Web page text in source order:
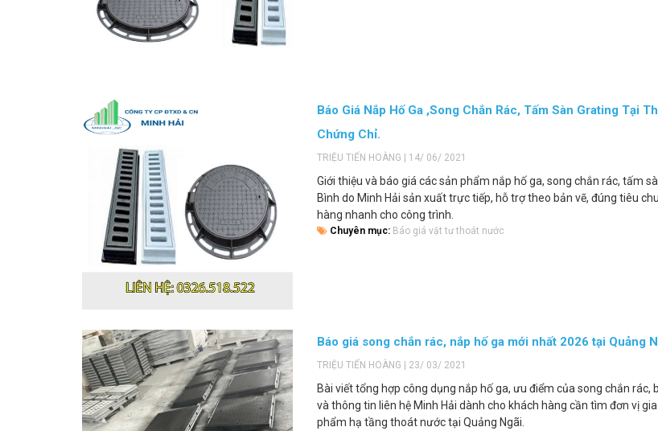
Báo Giá Nắp Hố Ga ,Song Chắn Rác, Tấm Sàn Grating Tại
Chứng Chỉ.
TRIỆU TIẾN HOÀNG | 14/ 06/ 2021
Giới thiệu và báo giá các sản phẩm nắp hố ga, song chắn rác, tấm
Bình do Minh Hải sản xuất trực tiếp, hỗ trợ theo bản vẽ, đúng tiêu
hàng nhanh cho công trình.
Chuyên mục: Báo giá vật tư thoát nước
Báo giá song chắn rác, nắp hố ga mới nhất 2026 tại Quảng
TRIỆU TIẾN HOÀNG | 23/ 03/ 2021
Bài viết tổng hợp công dụng nắp hố ga, ưu điểm của song chắn rác,
và thông tin liên hệ Minh Hải dành cho khách hàng cần tìm đơn vị
phẩm hạ tầng thoát nước tại Quảng Ngãi.